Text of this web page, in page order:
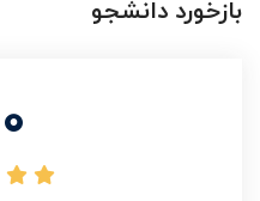
بازخورد دانشجو